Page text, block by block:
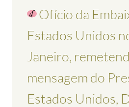
Ofício da
Estados Unidos
Janeiro,
mensagem do
Estados Unidos,